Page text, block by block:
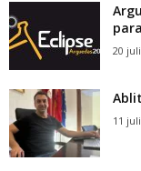
20
11